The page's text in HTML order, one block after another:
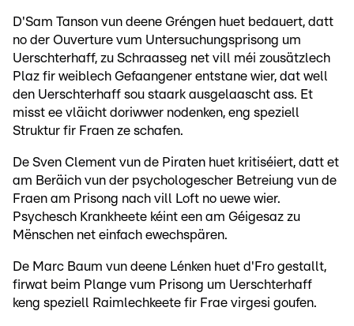
D'Sam Tanson vun deene Gréngen huet bedauert, datt
no der Ouverture vum Untersuchungsprisong um
Uerschterhaff, zu Schraasseg net vill méi zousätzlech
Plaz fir weiblech Gefaangener entstane wier, dat well
den Uerschterhaff sou staark ausgelaascht ass. Et
misst ee vläicht doriwwer nodenken, eng speziell
Struktur fir Fraen ze schafen.
De Sven Clement vun de Piraten huet kritiséiert, datt et
am Beräich vun der psychologescher Betreiung vun de
Fraen am Prisong nach vill Loft no uewe wier.
Psychesch Krankheete kéint een am Géigesaz zu
Mënschen net einfach ewechspären.
De Marc Baum vun deene Lénken huet d'Fro gestallt,
firwat beim Plange vum Prisong um Uerschterhaff
keng speziell Raimlechkeete fir Frae virgesi goufen.